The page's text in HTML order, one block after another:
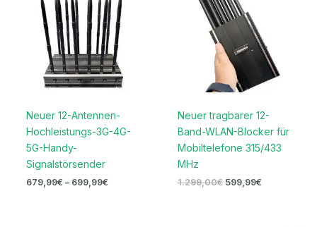
Neuer 12-Antennen-
Hochleistungs-3G-4G-
5G-Handy-
Signalstörsender
679,99€ – 699,99€
Neuer tragbarer 12-
Band-WLAN-Blocker für
Mobiltelefone 315/433
MHz
1.299,00€ 599,99€